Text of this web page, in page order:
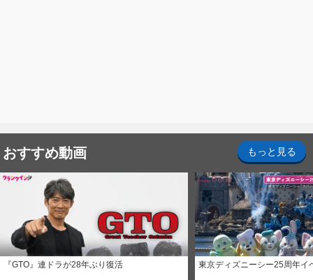
おすすめ動画 もっと見る
『GTO』連ドラが28年ぶり復活 東京ディズニーシー25周年イ